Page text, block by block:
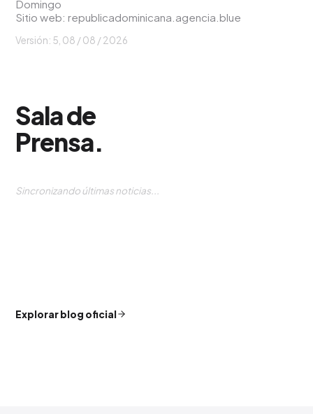
Domingo
Sitio web:republicadominicana.agencia.blue
Versión: 5, 08 / 08 / 2026
Sala de
Prensa.
Sincronizando últimas noticias...
Explorar blog oficial